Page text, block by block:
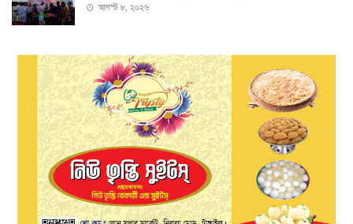
আগস্ট ৮, ২০২৬